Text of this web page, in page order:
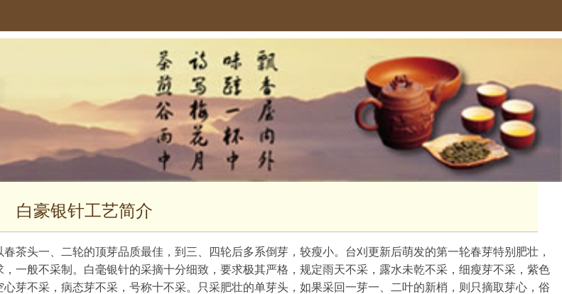
白豪银针工艺简介
茶头一、二轮的顶芽品质最佳，到三、四轮后多系倒芽，较瘦小。台刈更新后萌发的第一轮春芽特别肥壮，
一般不采制。白毫银针的采摘十分细致，要求极其严格，规定雨天不采，露水未乾不采，细瘦芽不采，紫色
芽不采，病态芽不采，号称十不采。只采肥壮的单芽头，如果采回一芽一、二叶的新梢，则只摘取芽心，俗